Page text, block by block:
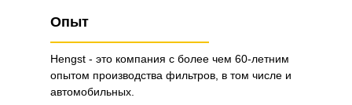
Опыт
Hengst - это компания с более чем 60-летним
опытом производства фильтров, в том числе и
автомобильных.